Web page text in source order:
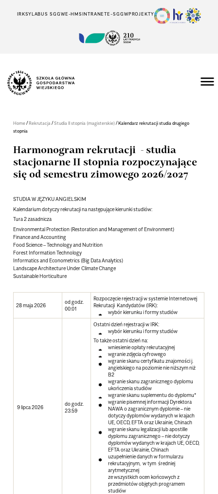
IRKSYLABUS SGGWE-HMSINTRANETE-SGGWPROJEKTY
Home/Rekrutacja/Studia II stopnia (magisterskie)/Kalendarz rekrutacji studia drugiego
stopnia
Harmonogram rekrutacji - studia
stacjonarne II stopnia rozpoczynające
się od semestru zimowego 2026/2027
STUDIA W JĘZYKU ANGIELSKIM
Kalendarium dotyczy rekrutacji na następujące kierunki studiów:
Tura 2 zasadnicza
Environmental Protection (Restoration and Management of Environment)
Finance and Accounting
Food Science – Technology and Nutrition
Forest Information Technology
Informatics and Econometrics (Big Data Analytics)
Landscape Architecture Under Climate Change
Sustainable Horticulture
28 maja 2026
od godz.
00:01
Rozpoczęcie rejestracji w systemie Internetowej
Rekrutacji Kandydatów (IRK):
wybór kierunku i formy studiów
9 lipca 2026
do godz.
23:59
Ostatni dzień rejestracji w IRK:
wybór kierunku i formy studiów
To także ostatni dzień na:
wniesienie opłaty rekrutacyjnej
wgranie zdjęcia cyfrowego
wgranie skanu certyfikatu znajomości j.
angielskiego na poziomie nie niższym niż
B2
wgranie skanu zagranicznego dyplomu
ukończenia studiów
wgranie skanu suplementu do dyplomu*
wgranie pisemnej informacji Dyrektora
NAWA o zagranicznym dyplomie – nie
dotyczy dyplomów wydanych w krajach
UE, OECD, EFTA oraz Ukrainie, Chinach
wgranie skanu legalizacji lub apostille
dyplomu zagranicznego – nie dotyczy
dyplomów wydanych w krajach UE, OECD,
EFTA oraz Ukrainie, Chinach
uzupełnienie danych w formularzu
rekrutacyjnym, w tym średniej
arytmetycznej
ze wszystkich ocen końcowych z
przedmiotów objętych programem
studiów